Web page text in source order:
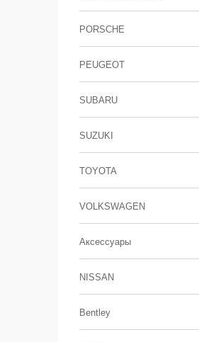
PORSCHE
PEUGEOT
SUBARU
SUZUKI
TOYOTA
VOLKSWAGEN
Аксессуары
NISSAN
Bentley